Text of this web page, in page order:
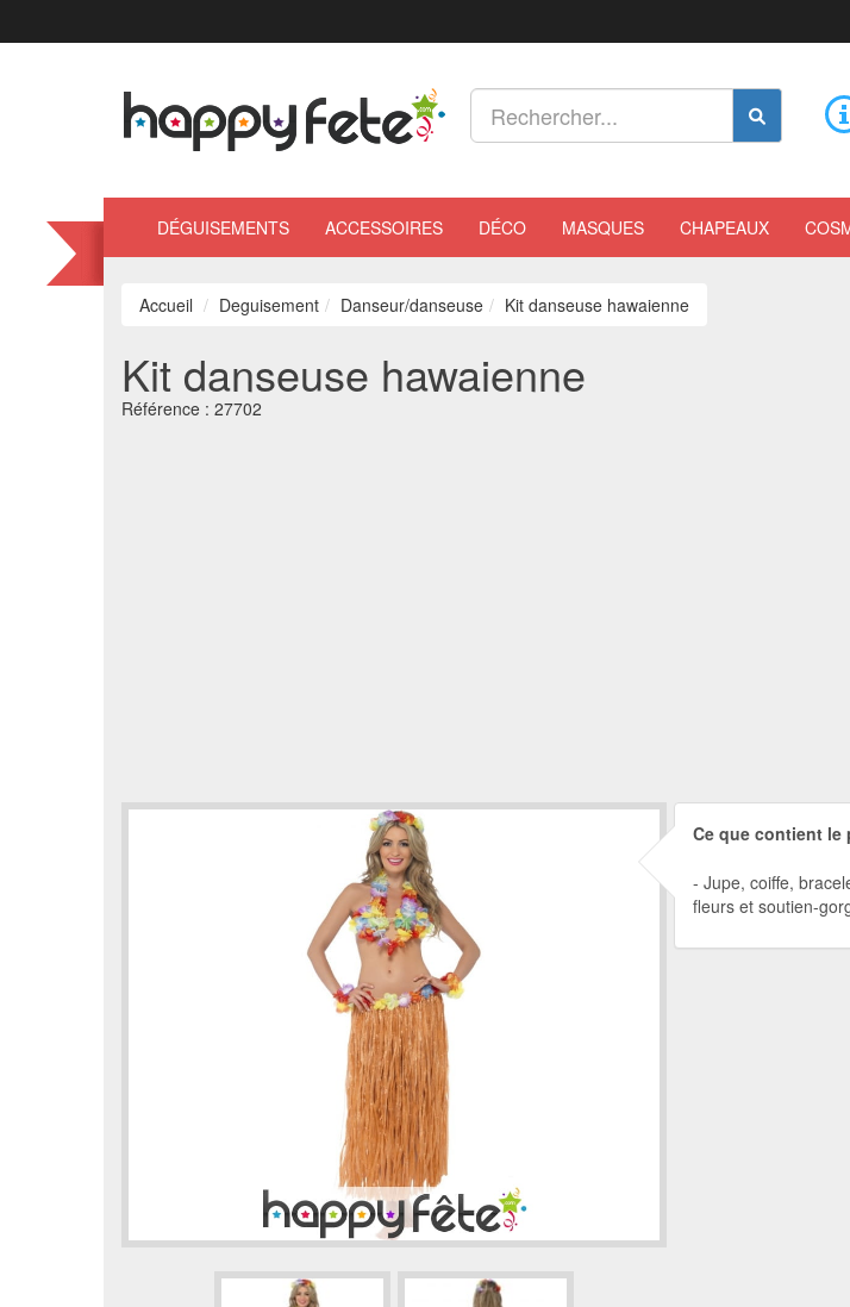
DÉGUISEMENTS ACCESSOIRES DÉCO MASQUES CHAPEAUX
Accueil Deguisement Danseur/danseuse Kit danseuse hawaienne
Kit danseuse hawaienne
Référence : 27702
Ce que contient le
Jupe, coiffe,
fleurs et soutien-